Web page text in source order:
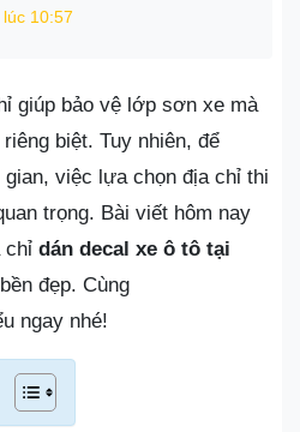
10:57
giúp bảo vệ lớp sơn xe mà
biệt. Tuy nhiên, để
việc lựa chọn địa chỉ thi
trọng. Bài viết hôm nay
chỉ dán decal xe ô tô tại
đẹp. Cùng
ngay nhé!